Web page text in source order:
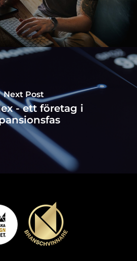
Next Post
- ett företag i